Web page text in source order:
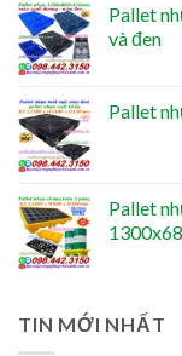
Pallet
và đen
Pallet
Pallet
TIN MỚI NHẤT